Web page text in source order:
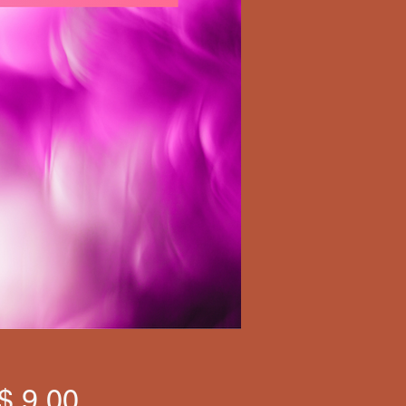
Precio